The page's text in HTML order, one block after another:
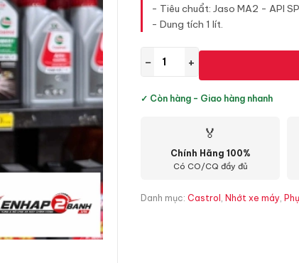
- Tiêu chuẩt: Jaso MA2 - API SP
- Dung tích 1 lít.
− +
✓ Còn hàng - Giao hàng nhanh
🏅
Chính Hãng 100%
Có CO/CQ đầy đủ
Danh mục: Castrol , Nhớt xe máy,